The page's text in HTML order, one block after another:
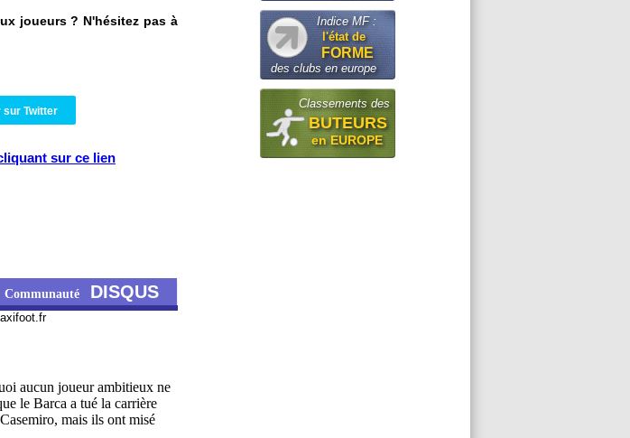
joueurs ? N'hésitez pas à
sur Twitter
sur ce lien
Communauté DISQUS
Indice MF :
l'état de
FORME
des clubs en europe
Classements des
BUTEURS
en EUROPE